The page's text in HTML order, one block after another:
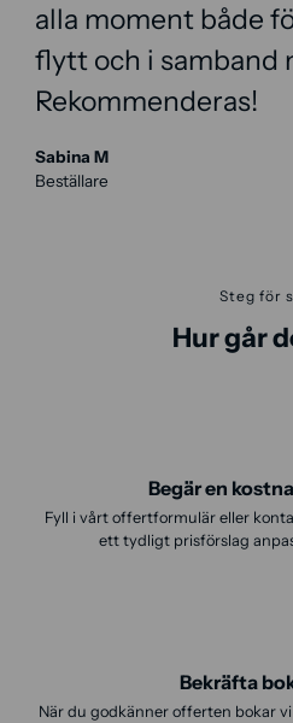
alla moment både
flytt och i samband
Rekommenderas!
Sabina M
Beställare
Steg för
Hur går
Begär en
Fyll i vårt offertformulär eller
ett tydligt prisförslag
Bekräfta
När du godkänner offerten bokar